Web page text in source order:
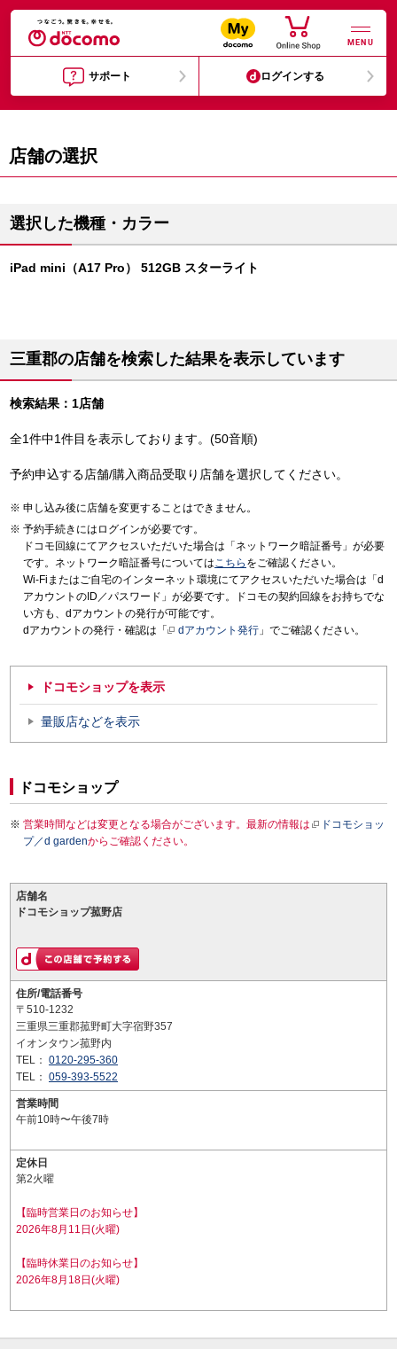
MENU
サポート ログインする
店舗の選択
選択した機種・カラー
iPad mini（A17 Pro） 512GB スターライト
三重郡の店舗を検索した結果を表示しています
検索結果：1店舗
全1件中1件目を表示しております。(50音順)
予約申込する店舗/購入商品受取り店舗を選択してください。
申し込み後に店舗を変更することはできません。
予約手続きにはログインが必要です。
ドコモ回線にてアクセスいただいた場合は「ネットワーク暗証番号」が必要
です。ネットワーク暗証番号についてはこちら をご確認ください。
Wi-Fiまたはご自宅のインターネット環境にてアクセスいただいた場合は「d
アカウントのID／パスワード」が必要です。ドコモの契約回線をお持ちでな
い方も、dアカウントの発行が可能です。
dアカウントの発行・確認は「
dアカウント発行 」でご確認ください。
ドコモショップを表示
量販店などを表示
ドコモショップ
営業時間などは変更となる場合がございます。最新の情報は
ドコモショッ
プ／d gardenからご確認ください。
店舗名
ドコモショップ菰野店
住所/電話番号
〒510-1232
三重県三重郡菰野町大字宿野357
イオンタウン菰野内
TEL： 0120-295-360
TEL： 059-393-5522
営業時間
午前10時〜午後7時
定休日
第2火曜
【臨時営業日のお知らせ】
2026年8月11日(火曜)
【臨時休業日のお知らせ】
2026年8月18日(火曜)